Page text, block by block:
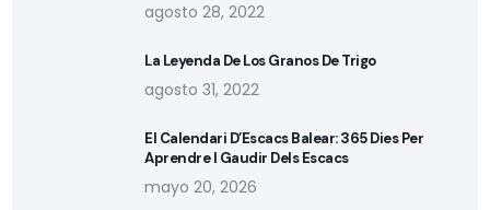
agosto 28, 2022
La Leyenda De Los Granos De Trigo
agosto 31, 2022
El Calendari D’Escacs Balear: 365 Dies Per
Aprendre I Gaudir Dels Escacs
mayo 20, 2026